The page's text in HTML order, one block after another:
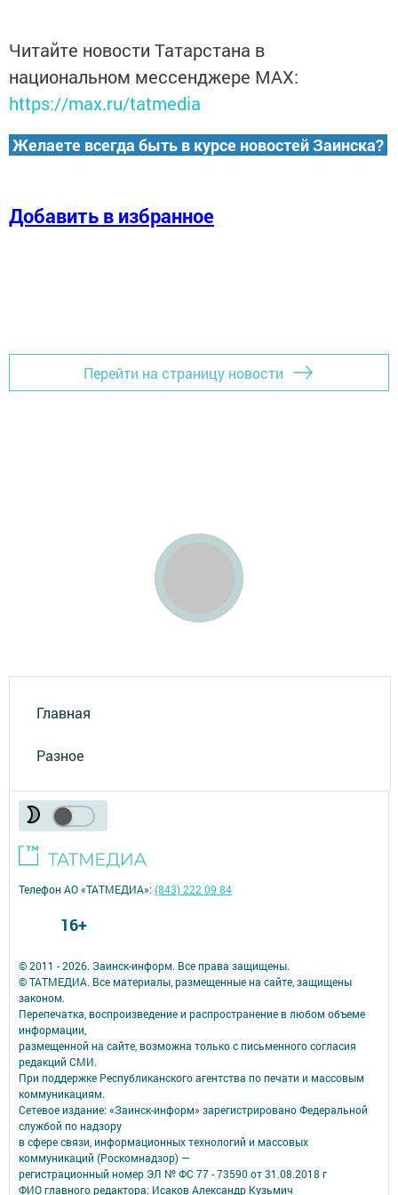
Читайте новости Татарстана в
национальном мессенджере MАХ:
https://max.ru/tatmedia
Желаете всегда быть в курсе новостей Заинска?
Добавить в избранное
Перейти на страницу новости
Главная
Разное
© 2011 - 2026. Заинск-информ. Все права защищены.
© ТАТМЕДИА. Все материалы, размещенные на сайте, защищены
законом.
Перепечатка, воспроизведение и распространение в любом объеме
информации,
размещенной на сайте, возможна только с письменного согласия
редакций СМИ.
При поддержке Республиканского агентства по печати и массовым
коммуникациям.
Сетевое издание: «Заинск-информ» зарегистрировано Федеральной
службой по надзору
в сфере связи, информационных технологий и массовых
коммуникаций (Роскомнадзор) —
регистрационный номер ЭЛ № ФС 77 - 73590 от 31.08.2018 г
ФИО главного редактора: Исаков Александр Кузьмич
Телефон АО «ТАТМЕДИА»:(843) 222 09 84
16+